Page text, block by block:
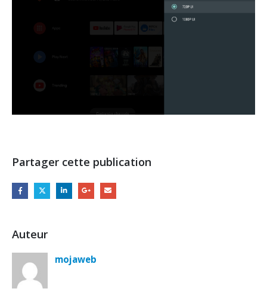
Partager cette publication
Auteur
mojaweb